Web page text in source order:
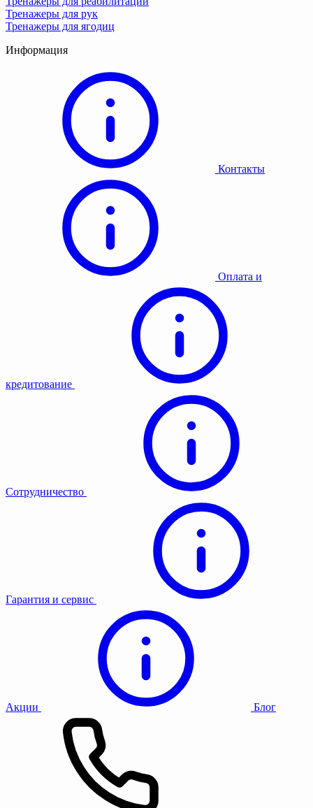
Тренажеры для рук
Тренажеры для ягодиц
Информация
Контакты
Оплата и
кредитование
Сотрудничество
Гарантия и сервис
Акции Блог